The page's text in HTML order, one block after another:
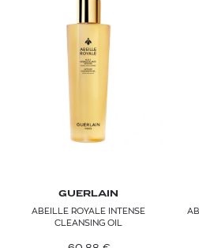
GUERLAIN
ABEILLE ROYALE INTENSE
CLEANSING OIL